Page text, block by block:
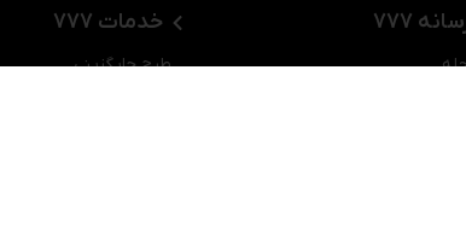
777 خدمات 777
طرح جایگزینی